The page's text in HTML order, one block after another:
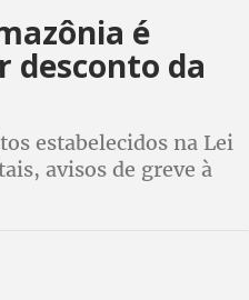
é
desconto da
estabelecidos na Lei
avisos de greve à